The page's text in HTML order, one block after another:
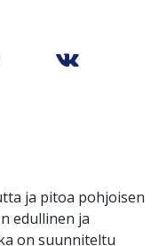
ja pitoa pohjoisen
edullinen ja
on suunniteltu